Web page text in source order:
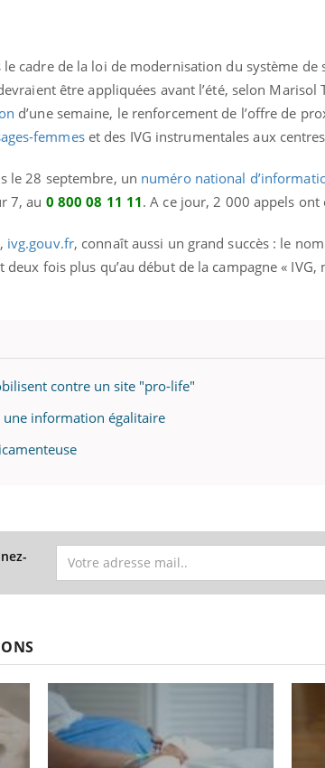
le cadre de la loi de modernisation du système
être appliquées avant l’été, selon Marisol
d’une semaine, le renforcement de l’offre de
femmeset des IVG instrumentales aux
le 28 septembre, un numéro national
7, au 0 800 08 11 11. A ce jour, 2 000 appels
ivg.gouv.fr, connaît aussi un grand succès : le
deux fois plus qu’au début de la campagne «
contre un site "pro-life"
information égalitaire
prévenirYoutube
Fatigue, irritabilité, brouillard mental ou
même alopécie… Les symptômes de la
...
osait